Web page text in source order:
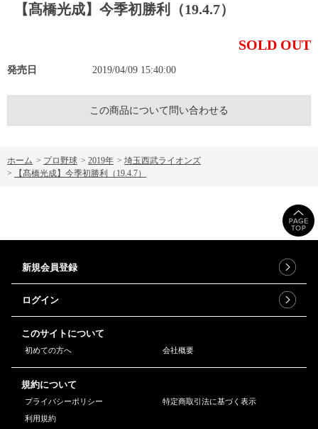
【髙橋光成】今季初勝利（19.4.7）
SOLD OUT
発売日 2019/04/09 15:40:00
この商品について問い合わせる
ホーム > プロ野球 > 2019年 > 埼玉西武ライオンズ
>
【髙橋光成】今季初勝利（19.4.7）
新規会員登録
ログイン
このサイトについて
初めての方へ 会社概要
規約について
プライバシーポリシー
特定商取引法に基づく表示
利用規約